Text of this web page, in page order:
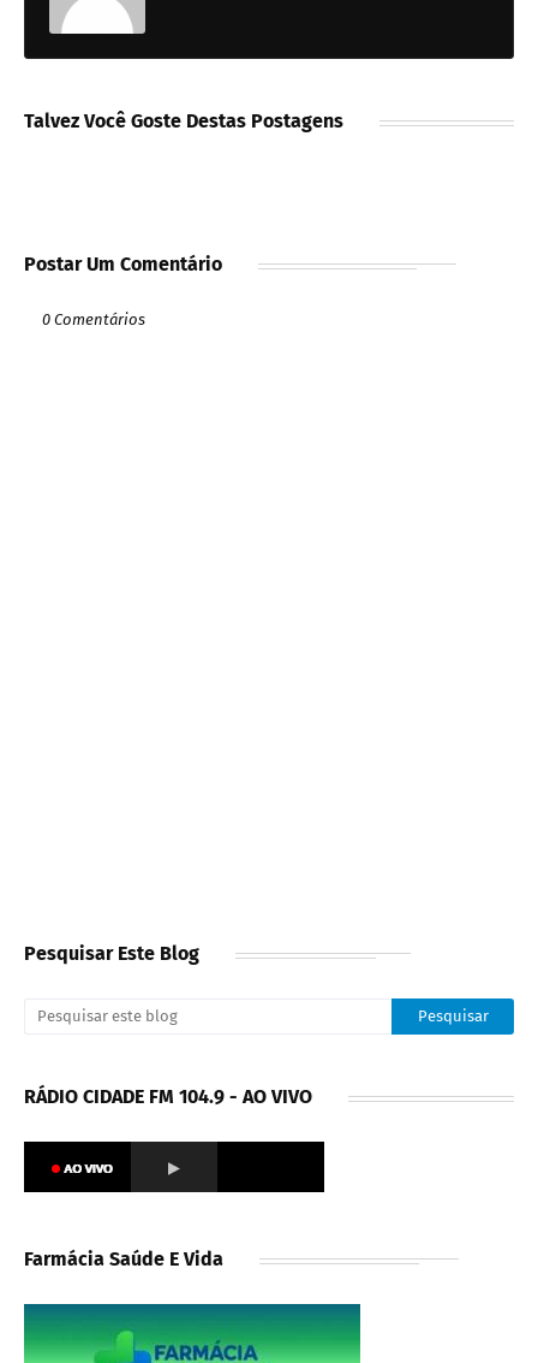
Talvez Você Goste Destas Postagens
Postar Um Comentário
0 Comentários
Pesquisar Este Blog
RÁDIO CIDADE FM 104.9 - AO VIVO
Farmácia Saúde E Vida